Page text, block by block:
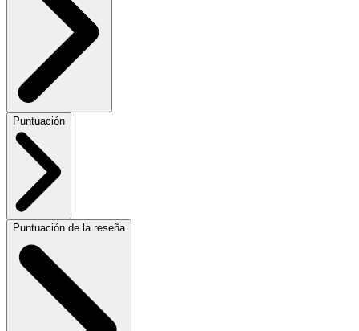
Puntuación
Puntuación de la reseña